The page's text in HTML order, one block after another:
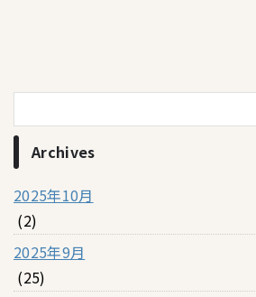
Archives
2025年10月
(2)
2025年9月
(25)